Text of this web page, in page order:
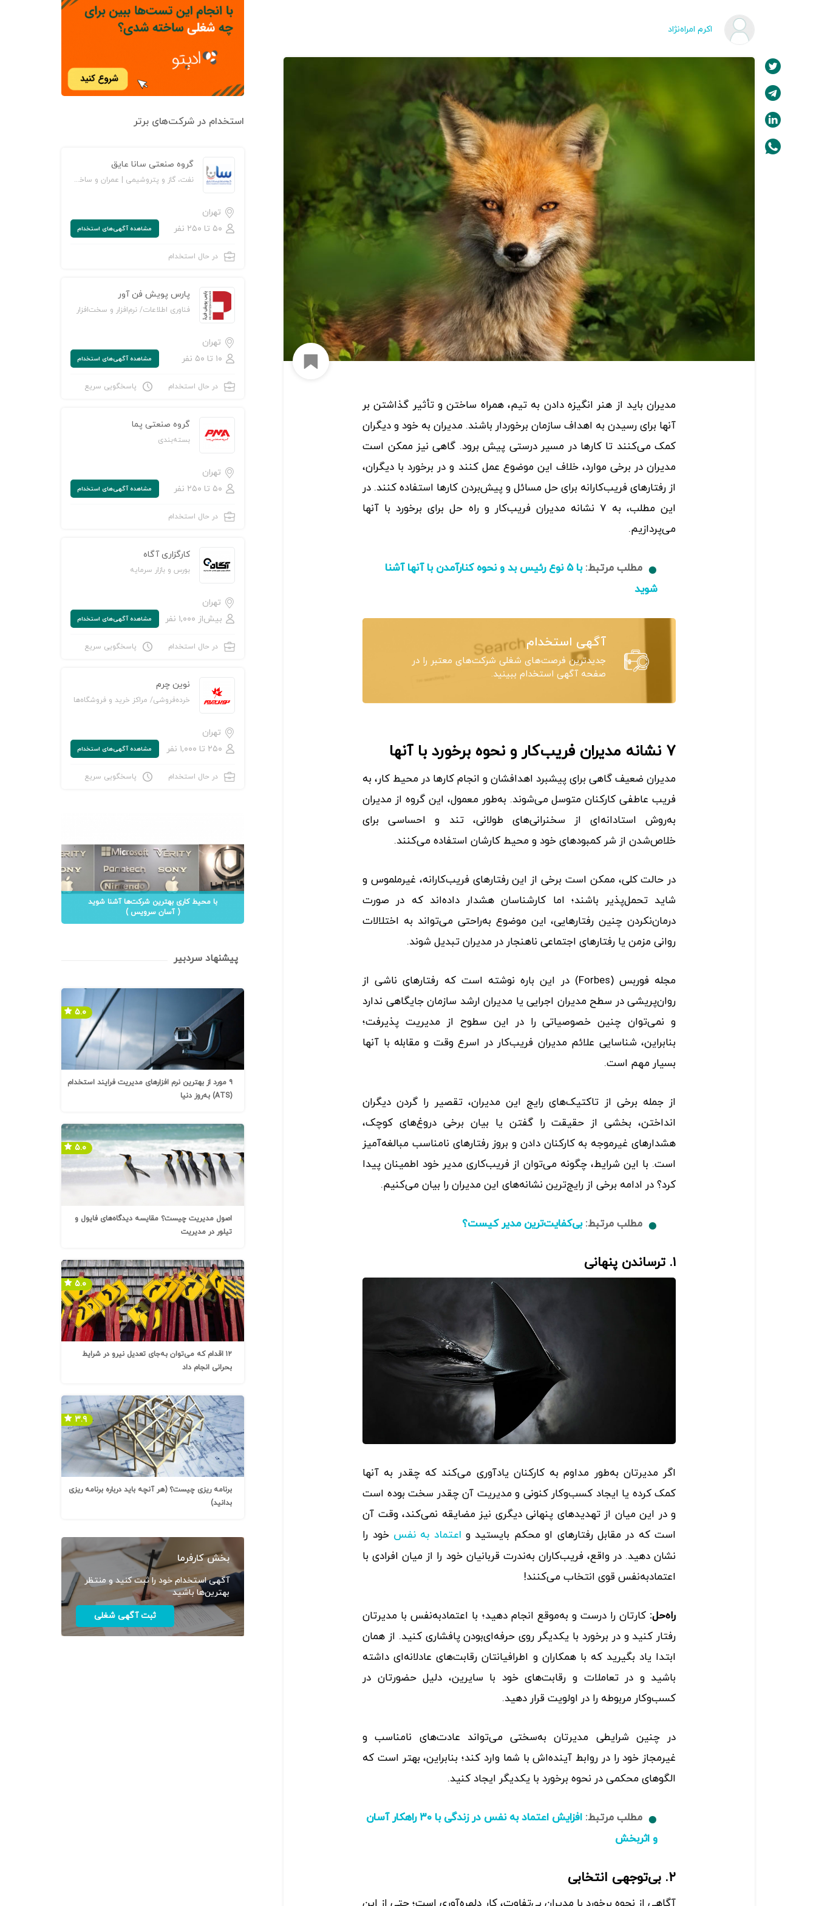
اکرم امراه‌نژاد
افزودن به لیست علاقه‌مندی‌ها
مدیران باید از هنر انگیزه دادن به تیم، همراه ساختن و تأثیر گذاشتن بر
آنها برای رسیدن به اهداف سازمان برخوردار باشند. مدیران به خود و دیگران
کمک می‌کنند تا کارها در مسیر درستی پیش برود. گاهی نیز ممکن است
مدیران در برخی موارد، خلاف این موضوع عمل کنند و در برخورد با دیگران،
از رفتارهای فریب‌کارانه برای حل مسا‌ئل و پیش‌بردن کارها استفاده کنند. در
این مطلب، به ۷ نشانه مدیران فریب‌کار و راه حل برای برخورد با آنها
می‌پردازیم.
مطلب مرتبط:
با ۵ نوع رئیس بد و نحوه کنارآمدن با آنها آشنا
شوید
آگهی استخدام
جدیدترین فرصت‌های شغلی شرکت‌های معتبر را در
صفحه آگهی استخدام ببینید.
۷ نشانه مدیران فریب‌کار و نحوه برخورد با آنها
مدیران ضعیف گاهی برای پیشبرد اهدافشان و انجام کارها در محیط کار، به
فریب عاطفی کارکنان متوسل می‌شوند. به‌طور معمول، این گروه از مدیران
به‌روش استادانه‌ای از سخنرانی‌های طولانی، تند و احساسی برای
خلاص‌شدن از شر کمبودهای خود و محیط کارشان استفاده می‌کنند.
در حالت کلی، ممکن است برخی از این رفتارهای فریب‌کارانه، غیرملموس و
شاید تحمل‌پذیر باشند؛ اما کارشناسان هشدار داده‌اند که در صورت
درمان‌نکردن چنین رفتارهایی، این موضوع به‌راحتی می‌تواند به اختلالات
روانی مزمن یا رفتارهای اجتماعی ناهنجار در مدیران تبدیل شوند.
مجله فوربس (Forbes) در این باره نوشته است که رفتارهای ناشی از
روان‌پریشی در سطح مدیران اجرایی یا مدیران ارشد سازمان جایگاهی ندارد
و نمی‌توان چنین خصوصیاتی را در این سطوح از مدیریت پذیرفت؛
بنابراین، شناسایی علائم مدیران فریب‌کار در اسرع وقت و مقابله با آنها
بسیار مهم است.
از جمله برخی از تاکتیک‌های رایج این مدیران، تقصیر را گردن دیگران
انداختن، بخشی از حقیقت را گفتن یا بیان برخی دروغ‌های کوچک،
هشدارهای غیرموجه به کارکنان دادن و بروز رفتارهای نامناسب مبالغه‌آمیز
است. با این شرایط، چگونه می‌توان از فریب‌کاری مدیر خود اطمینان پیدا
کرد؟ در ادامه برخی از رایج‌ترین نشانه‌های این مدیران را بیان می‌کنیم.
مطلب مرتبط:بی‌کفایت‌ترین مدیر کیست؟
۱. ترساندن پنهانی
اگر مدیرتان به‌طور مداوم به کارکنان یادآوری می‌کند که چقدر به آنها
کمک کرده یا ایجاد کسب‌وکار کنونی و مدیریت آن چقدر سخت بوده است
و در این میان از تهدیدهای پنهانی دیگری نیز مضایقه نمی‌کند، وقت آن
است که در مقابل رفتارهای او محکم بایستید و اعتماد به نفس خود را
نشان دهید. در واقع، فریب‌کاران به‌ندرت قربانیان خود را از میان افرادی با
اعتمادبه‌نفس قوی انتخاب می‌کنند!
راه‌حل: کارتان را درست و به‌موقع انجام دهید؛ با اعتمادبه‌نفس با مدیرتان
رفتار کنید و در برخورد با یکدیگر روی حرفه‌ای‌بودن پافشاری کنید. از همان
ابتدا یاد بگیرید که با همکاران و اطرافیانتان رقابت‌های عادلانه‌ای داشته
باشید و در تعاملات و رقابت‌های خود با سایرین، دلیل حضورتان در
کسب‌وکار مربوطه را در اولویت قرار دهید.
در چنین شرایطی مدیرتان به‌سختی می‌تواند عادت‌های نامناسب و
غیرمجاز خود را در روابط آینده‌اش با شما وارد کند؛ بنابراین، بهتر است که
الگوهای محکمی در نحوه برخورد با یکدیگر ایجاد کنید.
مطلب مرتبط:
افزایش اعتماد به نفس در زندگی با ۳۰ راهکار آسان
و اثربخش
۲. بی‌توجهی انتخابی
آگاهی از نحوه برخورد با مدیران بی‌تفاوت، کار دلهره‌آوری است؛ حتی از این
استخدام در شرکت‌های برتر
گروه صنعتی سانا عایق
نفت، گاز و پتروشیمی | عمران و ساخت‌وساز | تولیدی و صنعتی
تهران
۵۰ تا ۲۵۰ نفر
مشاهده‌ آگهی‌های استخدام
در حال استخدام
پارس پویش فن آور
فناوری اطلاعات/ نرم‌افزار و سخت‌افزار
تهران
۱۰ تا ۵۰ نفر
مشاهده‌ آگهی‌های استخدام
در حال استخدام پاسخگویی سریع
گروه صنعتی پما
بسته‌بندی
تهران
۵۰ تا ۲۵۰ نفر
مشاهده‌ آگهی‌های استخدام
در حال استخدام
کارگزاری آگاه
بورس و بازار سرمایه
تهران
بیش‌از ۱,۰۰۰ نفر
مشاهده‌ آگهی‌های استخدام
در حال استخدام پاسخگویی سریع
نوین چرم
خرده‌فروشی/ مراکز خرید و فروشگاه‌ها
تهران
۲۵۰ تا ۱,۰۰۰ نفر
مشاهده‌ آگهی‌های استخدام
در حال استخدام پاسخگویی سریع
با محیط کاری بهترین شرکت‌ها آشنا شوید
( آسان سرویس )
پیشنهاد سردبیر
۹ مورد از بهترین نرم افزارهای مدیریت فرایند استخدام
(ATS) به‌روز دنیا
۵.۰
اصول مدیریت چیست؟ مقایسه دیدگاه‌های فایول و
تیلور در مدیریت
۵.۰
۱۲ اقدام که می‌توان به‌جای تعدیل نیرو در شرایط
بحرانی انجام داد
۵.۰
برنامه ریزی چیست؟ (هر آنچه باید درباره برنامه ریزی
بدانید)
۳.۹
بخش کارفرما
آگهی استخدام خود را ثبت کنید و منتظر
بهترین‌ها باشید
ثبت آگهی شغلی